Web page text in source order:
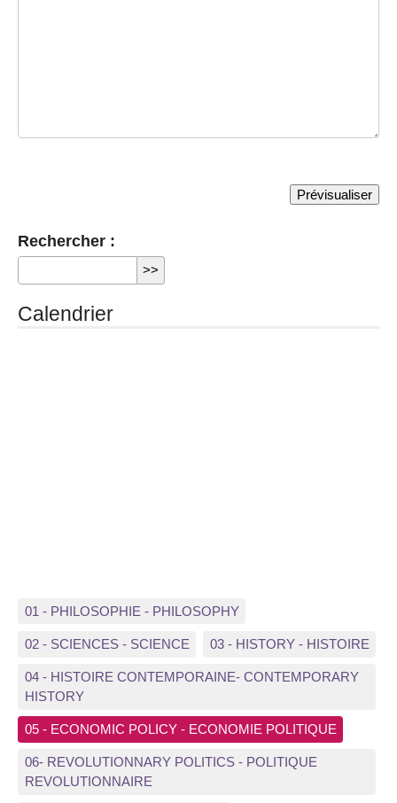
Rechercher :
Calendrier
01 - PHILOSOPHIE - PHILOSOPHY
02 - SCIENCES - SCIENCE 03 - HISTORY - HISTOIRE
04 - HISTOIRE CONTEMPORAINE- CONTEMPORARY
HISTORY
05 - ECONOMIC POLICY - ECONOMIE POLITIQUE
06- REVOLUTIONNARY POLITICS - POLITIQUE
REVOLUTIONNAIRE